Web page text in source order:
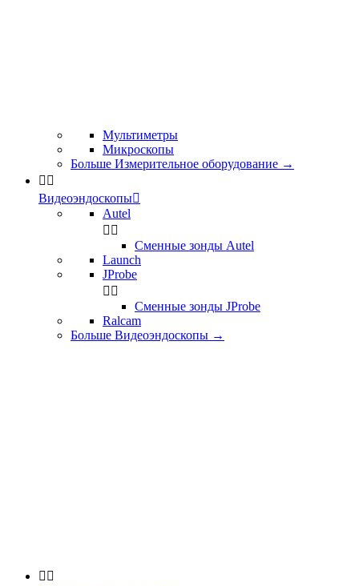
Мультиметры
Микроскопы
Больше Измерительное оборудование →
 
Видеоэндоскопы
Autel
 
Сменные зонды Autel
Launch
JProbe
 
Сменные зонды JProbe
Ralcam
Больше Видеоэндоскопы →
 